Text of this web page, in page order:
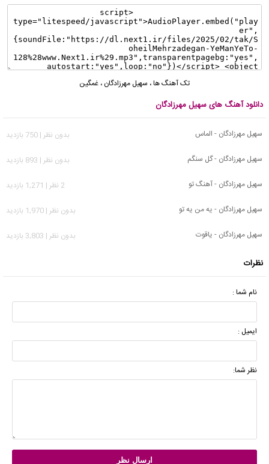
تک آهنگ ها، سهیل مهرزادگان ، غمگین
دانلود آهنگ های سهیل مهرزادگان
سهیل مهرزادگان - الماس
بدون نظر | 750 بازدید
سهیل مهرزادگان - گل سنگم
بدون نظر | 893 بازدید
سهیل مهرزادگان - آهنگ تو
2 نظر | 1,271 بازدید
سهیل مهرزادگان - یه من یه تو
بدون نظر | 1,970 بازدید
سهیل مهرزادگان - یاقوت
بدون نظر | 3,803 بازدید
نظرات
نام شما :
ایمیل :
نظر شما: